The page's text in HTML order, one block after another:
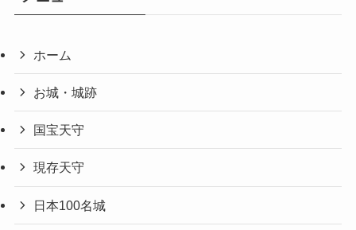
ホーム
お城・城跡
国宝天守
現存天守
日本100名城